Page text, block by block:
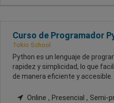
Curso de Programador
Tokio School
Python es un lenguaje de
rapidez y simplicidad, lo que
de manera eficiente y accesible.
Online , Presencial , Semi-